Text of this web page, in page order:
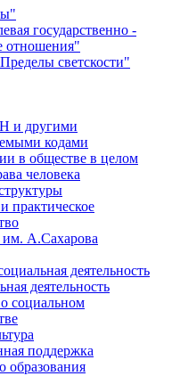
государственно -
отношения"
светскости"
и другими
кодами
в обществе в целом
человека
практическое
А.Сахарова
деятельность
деятельность
социальном
поддержка
образования